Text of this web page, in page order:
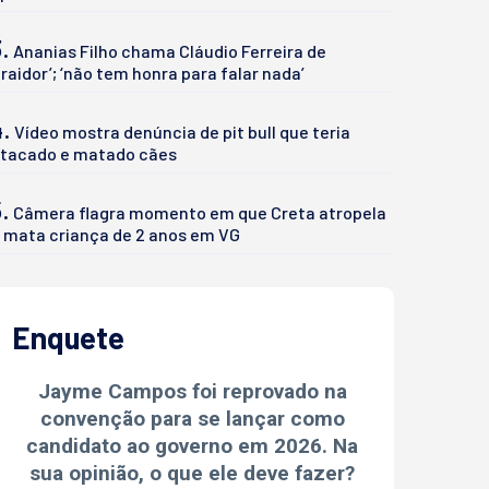
Ananias Filho chama Cláudio Ferreira de
‘não tem honra para falar nada’
Vídeo mostra denúncia de pit bull que teria
e matado cães
Câmera flagra momento em que Creta atropela
mata criança de 2 anos em VG
Enquete
Jayme Campos foi reprovado na
convenção para se lançar como
candidato ao governo em 2026. Na
sua opinião, o que ele deve fazer?